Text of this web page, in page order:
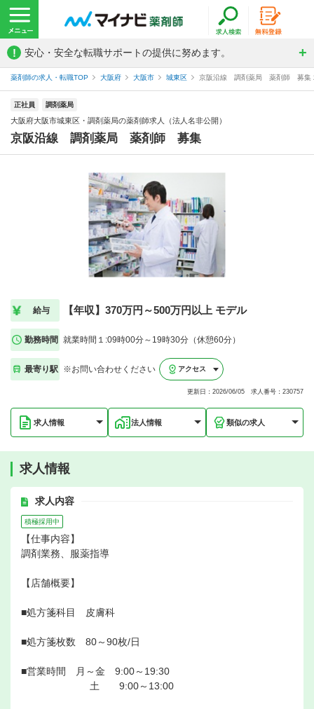
! 安心・安全な転職サポートの提供に努めます。
薬剤師の求人・転職TOP 大阪府 大阪市 城東区 京阪沿線 調剤薬局 薬剤師 募集
正社員 調剤薬局
大阪府大阪市城東区・調剤薬局の薬剤師求人（法人名非公開）
京阪沿線 調剤薬局 薬剤師 募集
給与 【年収】370万円～500万円以上 モデル
勤務時間 就業時間１:09時00分～19時30分（休憩60分）
最寄り駅 ※お問い合わせください アクセス
更新日：2026/06/05 求人番号：230757
求人情報 法人情報 類似の求人
求人情報
求人内容
積極採用中
【仕事内容】
調剤業務、服薬指導
【店舗概要】
■処方箋科目 皮膚科
■処方箋枚数 80～90枚/日
■営業時間 月～金 9:00～19:30
土 9:00～13:00